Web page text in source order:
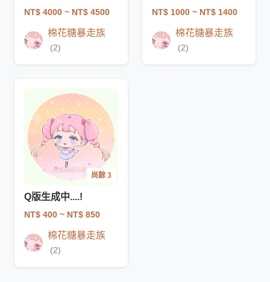
NT$ 4000 ~ NT$ 4500
棉花糖暴走族
(2)
NT$ 1000 ~ NT$ 1400
棉花糖暴走族
(2)
尚餘 3
Q版生成中....!
NT$ 400 ~ NT$ 850
棉花糖暴走族
(2)